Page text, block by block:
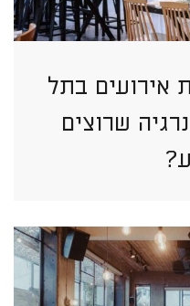
אירועים בתל
שרוצים